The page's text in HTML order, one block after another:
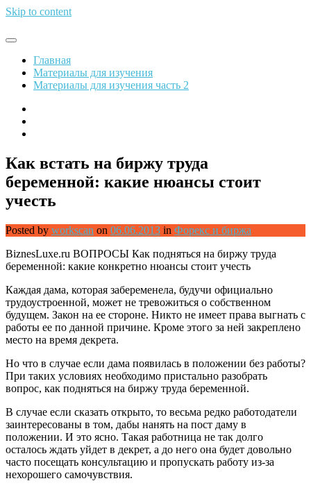
Skip to content
Обрети финансовую свободу
Главная
Материалы для изучения
Материалы для изучения часть 2
Как встать на биржу труда
беременной: какие нюансы стоит
учесть
Posted by workscan on 06.06.2013 in Форекс и биржа
BiznesLuxe.ru ВОПРОСЫ Как подняться на биржу труда
беременной: какие конкретно нюансы стоит учесть
Каждая дама, которая забеременела, будучи официально
трудоустроенной, может не тревожиться о собственном
будущем. Закон на ее стороне. Никто не имеет права выгнать с
работы ее по данной причине. Кроме этого за ней закреплено
место на время декрета.
Но что в случае если дама появилась в положении без работы?
При таких условиях необходимо пристально разобрать
вопрос, как подняться на биржу труда беременной.
В случае если сказать открыто, то весьма редко работодатели
заинтересованы в том, дабы нанять на пост даму в
положении. И это ясно. Такая работница не так долго
осталось ждать уйдет в декрет, а до него она будет довольно
часто посещать консультацию и пропускать работу из-за
нехорошего самочувствия.